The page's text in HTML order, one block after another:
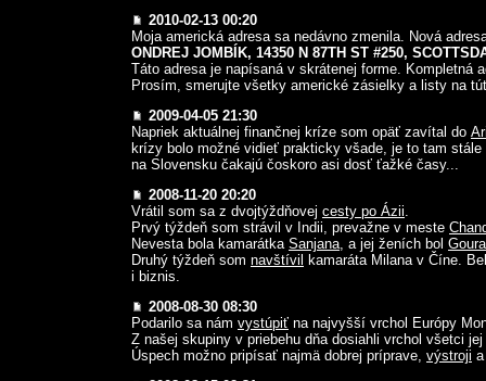
2010-02-13 00:20
Moja americká adresa sa nedávno zmenila. Nová
ONDREJ JOMBÍK, 14350 N 87TH ST #250,
Táto adresa je napísaná v skrátenej forme. Kompletná
Prosím, smerujte všetky americké zásielky a listy na
2009-04-05 21:30
Napriek aktuálnej finančnej kríze som opäť zavítal do
krízy bolo možné vidieť prakticky všade, je to tam
na Slovensku čakajú čoskoro asi dosť ťažké časy...
2008-11-20 20:20
Vrátil som sa z dvojtýždňovej cesty po Ázii.
Prvý týždeň som strávil v Indii, prevažne v meste
Nevesta bola kamarátka Sanjana, a jej ženích bol
Druhý týždeň som navštívil
kamaráta Milana v Číne.
i biznis.
2008-08-30 08:30
Podarilo sa nám vystúpiť na najvyšší vrchol Európy
Z našej skupiny v priebehu dňa dosiahli vrchol všetci
Úspech možno pripísať najmä dobrej príprave, výstroji